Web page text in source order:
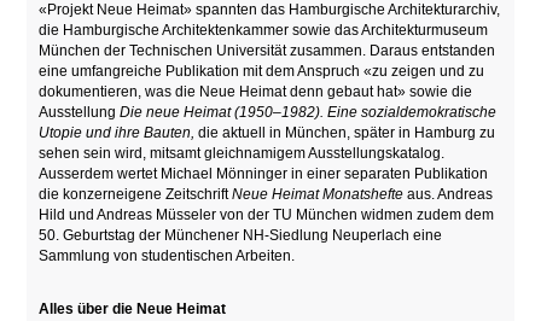
«Projekt Neue Heimat» spannten das Hamburgische Architekturarchiv,
die Hamburgische Architektenkammer sowie das Architekturmuseum
München der Technischen Universität zusammen. Daraus entstanden
eine umfangreiche Publikation mit dem Anspruch «zu zeigen und zu
dokumentieren, was die Neue Heimat denn gebaut hat» sowie die
AusstellungDie neue Heimat (1950–1982). Eine sozialdemokratische
Utopie und ihre Bauten,die aktuell in München, später in Hamburg zu
sehen sein wird, mitsamt gleichnamigem Ausstellungskatalog.
Ausserdem wertet Michael Mönninger in einer separaten Publikation
die konzerneigene ZeitschriftNeue Heimat Monatshefte aus. Andreas
Hild und Andreas Müsseler von der TU München widmen zudem dem
50. Geburtstag der Münchener NH-Siedlung Neuperlach eine
Sammlung von studentischen Arbeiten.
Alles über die Neue Heimat